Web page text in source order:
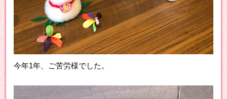
今年1年、ご苦労様でした。